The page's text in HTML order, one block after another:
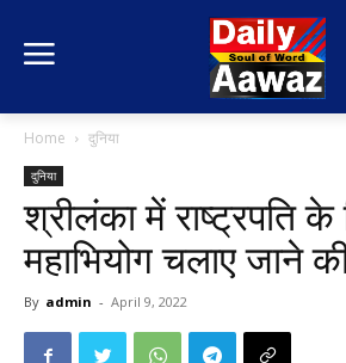
Home दुनिया
दुनिया
श्रीलंका में राष्ट्रपति
महाभियोग चलाए जाने
By admin - April 9, 2022